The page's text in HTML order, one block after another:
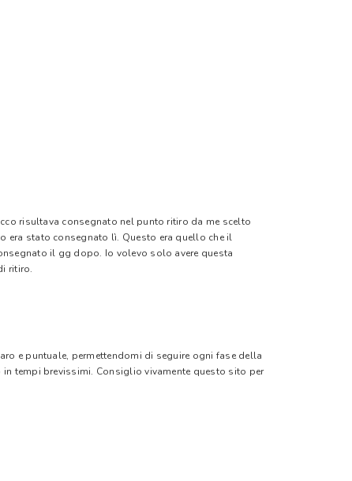
risultava consegnato nel punto ritiro da me scelto
era stato consegnato lì. Questo era quello che il
il gg dopo. Io volevo solo avere questa
ritiro.
e puntuale, permettendomi di seguire ogni fase della
tempi brevissimi. Consiglio vivamente questo sito per